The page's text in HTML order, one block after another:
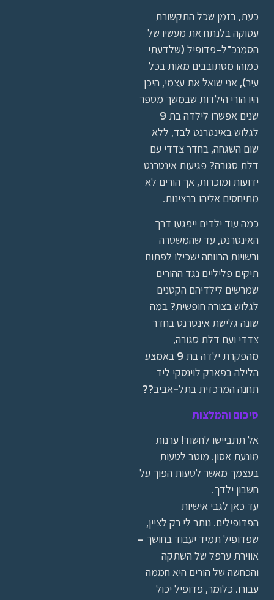
כעת, בזמן שכל התקשורת
עסוקה בלנתח את מעשיו של
הסמנכ"ל-פדופיל (שלדעתי
כמוהו מסתובבים מאות בכל
עיר), אני שואל את עצמי, היכן
היו הורי הילדות שבמשך מספר
שנים אפשרו לילדה בת 9
לגלוש באינטרנט לבד, ללא
שום השגחה, בחדר צדדי עם
דלת סגורה? פגיעות אינטרנט
ידועות ומוכרות, אך הורים לא
מתיחסים אליהו ברצינות.
כמה עוד ילדים ייפגעו דרך
האינטרנט, עד שהמשטרה
ורשויות הרווחה ישכילו לפתוח
תיקים פליליים נגד ההורים
שמרשים לילדיהם הקטנים
לגלוש בצורה חופשית? במה
שונה גלישת אינטרנט בחדר
צדדי ועם דלת סגורה,
מהפקרת ילדה בת 9 באמצע
הלילה בפארק לוינסקי ליד
תחנה המרכזית בתל-אביב??
סיכום והמלצות
אל תתביישו לחשוד! ערנות
מונעת אסון. מוטב לטעות
בעצמך מאשר לטעות הפוך על
חשבון ילדך.
עד כאן לגבי אישיות
הפדופילים. נותר לי רק לציין,
שפדופיל תמיד יעבוד בחושך –
אווירת ערפל של השתקה
והכחשה של הורים היא חממה
עבורו. כלומר, פדופיל יכול